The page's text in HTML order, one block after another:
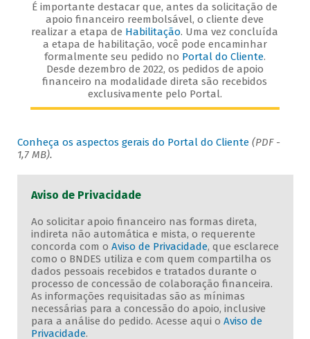
É importante destacar que, antes da solicitação de
apoio financeiro reembolsável, o cliente deve
realizar a etapa de Habilitação. Uma vez concluída
a etapa de habilitação, você pode encaminhar
formalmente seu pedido no Portal do Cliente.
Desde dezembro de 2022, os pedidos de apoio
financeiro na modalidade direta são recebidos
exclusivamente pelo Portal.
Conheça os aspectos gerais do Portal do Cliente (PDF -
1,7 MB).
Aviso de Privacidade
Ao solicitar apoio financeiro nas formas direta,
indireta não automática e mista, o requerente
concorda com o Aviso de Privacidade, que esclarece
como o BNDES utiliza e com quem compartilha os
dados pessoais recebidos e tratados durante o
processo de concessão de colaboração financeira.
As informações requisitadas são as mínimas
necessárias para a concessão do apoio, inclusive
para a análise do pedido. Acesse aqui o Aviso de
Privacidade.